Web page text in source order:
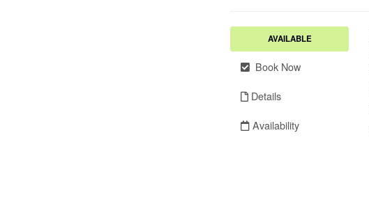
AVAILABLE
Book Now
Details
Availability